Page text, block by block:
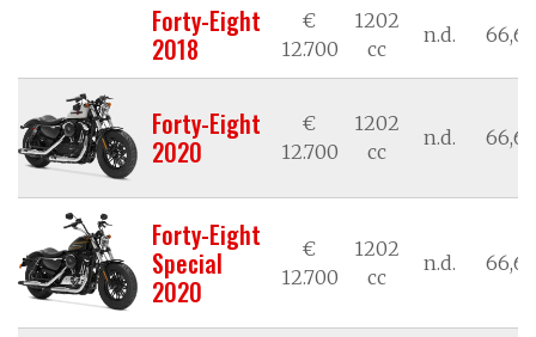
Forty-Eight
2018
€
12.700
1202
cc
n.d.
Forty-Eight
2020
€
12.700
1202
cc
n.d.
Forty-Eight
Special
2020
€
12.700
1202
cc
n.d.